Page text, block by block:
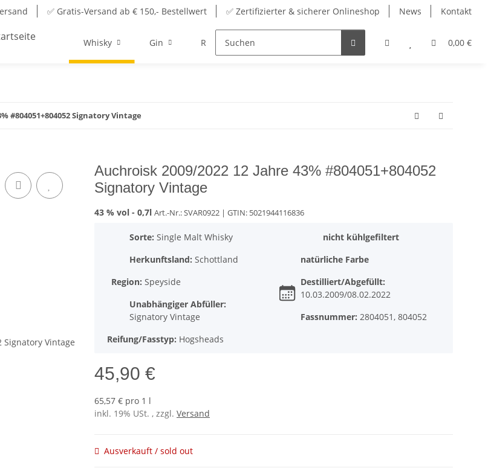
✅ Gratis-Versand ab € 150,- Bestellwert ✅ Zertifizierter & sicherer Onlineshop News Kontakt
0,00 €
Whisky Gin Rum Zubehör Adventskalender
#804051+804052 Signatory Vintage
Auchroisk 2009/2022 12 Jahre 43% #804051+804052
Signatory Vintage
43 % vol - 0,7l Art.-Nr.: SVAR0922 | GTIN: 5021944116836
Sorte: Single Malt Whisky
Herkunftsland: Schottland
Region: Speyside
Unabhängiger Abfüller:
Signatory Vintage
Reifung/Fasstyp: Hogsheads
nicht kühlgefiltert
natürliche Farbe
Destilliert/Abgefüllt:
10.03.2009/08.02.2022
Fassnummer: 2804051, 804052
45,90 €
65,57 € pro 1 l
inkl. 19% USt. , zzgl. Versand
Ausverkauft / sold out